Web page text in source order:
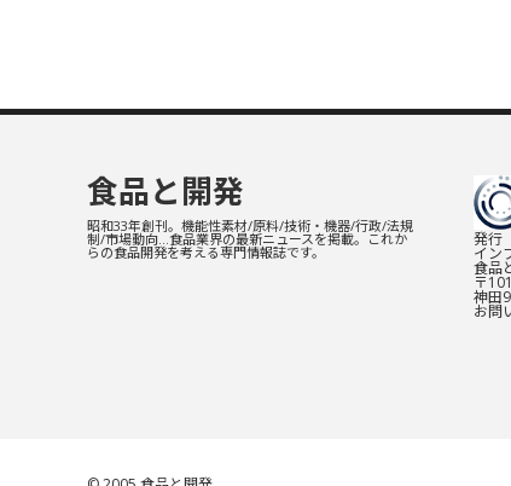
発行
イン
食品
〒
神田
お問
食品と開発
昭和33年創刊。機能性素材/原料/技術・機器/行政/法規
制/市場動向…食品業界の最新ニュースを掲載。これか
らの食品開発を考える専門情報誌です。